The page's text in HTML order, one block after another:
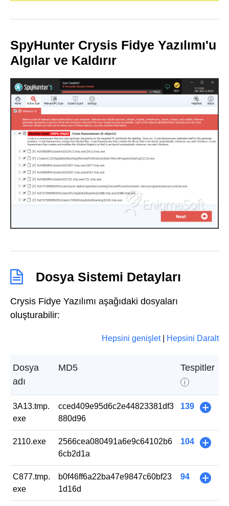
SpyHunter Crysis Fidye Yazılımı'u
Algılar ve Kaldırır
Dosya Sistemi Detayları
Crysis Fidye Yazılımı aşağıdaki dosyaları
oluşturabilir:
Hepsini genişlet Hepsini Daralt
Dosya
adı
MD5 Tespitler
i
3A13.tmp.
exe
cced409e95d6c2e44823381df3
880d96
139 +
2110.exe
2566cea080491a6e9c64102b6
6cb2d1a
104 +
C877.tmp.
exe
b0f46ff6a22ba47e9847c60bf23
1d16d
94 +